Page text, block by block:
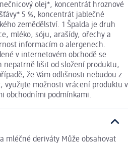
olej*, koncentrát hroznové
5 %, koncentrát jablečné
zemědělství. 1 Špalda je druh
mléko, sóju, arašídy, ořechy a
informacím o alergenech.
v internetovém obchodě se
nepatrně lišit od složení produktu,
že Vám odlišnosti nebudou z
využijte možnosti vrácení produktu v
obchodními podmínkami.
mléčné deriváty Může obsahovat